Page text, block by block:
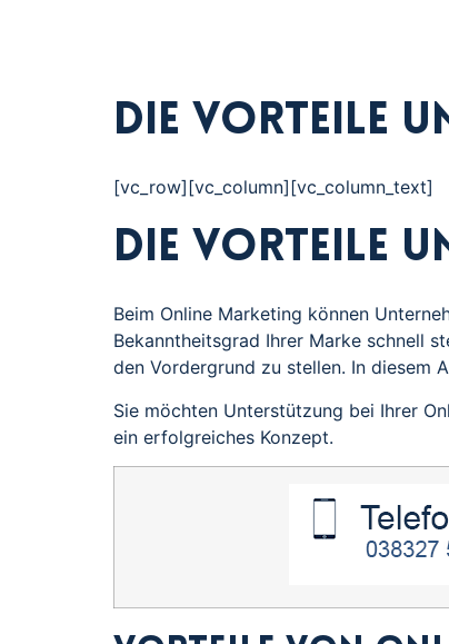
Die Vorteile
[vc_row][vc_column][vc_column_text]
Die Vorteile
Beim Online Marketing können
Bekanntheitsgrad Ihrer Marke schnell
den Vordergrund zu stellen. In diesem
Sie möchten Unterstützung bei Ihrer
ein erfolgreiches Konzept.